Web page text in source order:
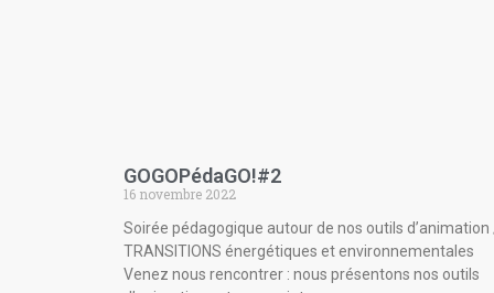
GOGOPédaGO!#2
16 novembre 2022
Soirée pédagogique autour de nos outils d’animation
TRANSITIONS énergétiques et environnementales
Venez nous rencontrer : nous présentons nos outils